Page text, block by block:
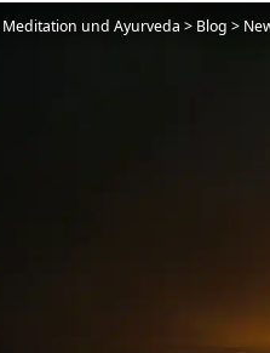
Meditation und Ayurveda > Blog >